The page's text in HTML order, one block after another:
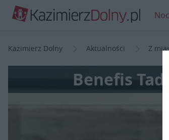
Kazimierz Dolny Aktualności Z
Benefis